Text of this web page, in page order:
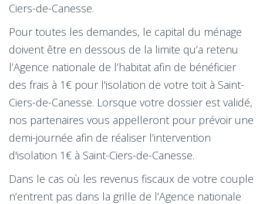
Ciers-de-Canesse.
Pour toutes les demandes, le capital du ménage
doivent être en dessous de la limite qu’a retenu
l’Agence nationale de l’habitat afin de bénéficier
des frais à 1€ pour l'isolation de votre toit à Saint-
Ciers-de-Canesse. Lorsque votre dossier est validé,
nos partenaires vous appelleront pour prévoir une
demi-journée afin de réaliser l’intervention
d'isolation 1€ à Saint-Ciers-de-Canesse.
Dans le cas où les revenus fiscaux de votre couple
n’entrent pas dans la grille de l’Agence nationale